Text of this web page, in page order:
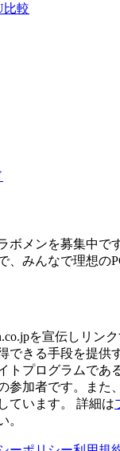
比較
ボメンを募集中で
、みんなで理想の
を宣伝しリン
できる手段を提供
トプログラムであ
参加者です。また
ています。 詳細は
。